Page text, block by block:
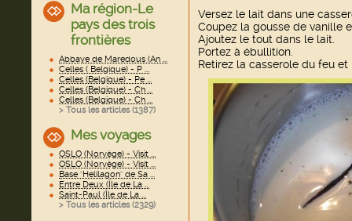
Ma région-Le
pays des trois
frontières
Abbaye de Maredous (An ...
Celles ( Belgique) - P ...
Celles (Belgique) - Pe ...
Celles (Belgique) - Ch ...
Celles (Belgique) - Ch ...
> Tous les articles (1387)
Mes voyages
OSLO (Norvège) - Visit ...
OSLO (Norvège) - Visit ...
Base "Helilagon" de Sa ...
Entre Deux (Île de La ...
Saint-Paul (Île de La ...
> Tous les articles (2329)
Versez le lait dans une
Coupez la gousse de vanille
Ajoutez le tout dans le lait.
Portez à ébullition.
Retirez la casserole du feu et